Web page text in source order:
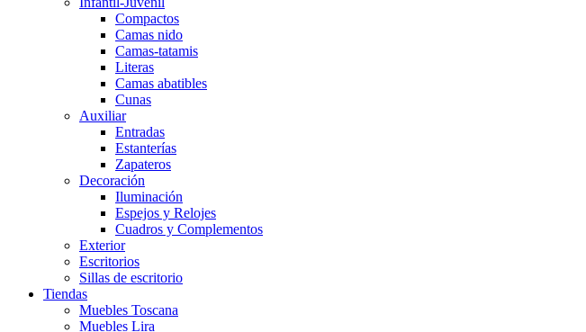
Compactos
Camas nido
Camas-tatamis
Literas
Camas abatibles
Cunas
Auxiliar
Entradas
Estanterías
Zapateros
Decoración
Iluminación
Espejos y Relojes
Cuadros y Complementos
Exterior
Escritorios
Sillas de escritorio
Tiendas
Muebles Toscana
Muebles Lira